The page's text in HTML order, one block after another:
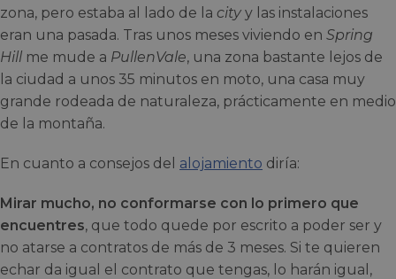
zona, pero estaba al lado de la city y las instalaciones
eran una pasada. Tras unos meses viviendo en Spring
Hill me mude a PullenVale, una zona bastante lejos de
la ciudad a unos 35 minutos en moto, una casa muy
grande rodeada de naturaleza, prácticamente en medio
de la montaña.
En cuanto a consejos del alojamiento diría:
Mirar mucho, no conformarse con lo primero que
encuentres, que todo quede por escrito a poder ser y
no atarse a contratos de más de 3 meses. Si te quieren
echar da igual el contrato que tengas, lo harán igual,